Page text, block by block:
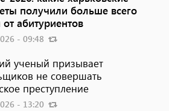
получили больше всего
абитуриентов
- 09:48
ученый призывает
не совершать
преступление
- 13:20